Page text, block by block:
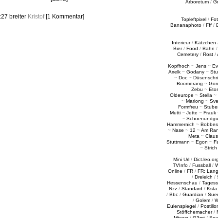
Arboretum /
Topleftpixel /
Bananaphoto / Fff /
Interieur/ Kätzchen
Bier/ Food / Bahn
Cemetery / Rost /
Kopfhoch ~ Jens ~
Axelk ~ Godany ~
~ Doc ~
Boomerang ~
Zebu ~
Oldeurope ~ Stella ~
~ Mariong ~
Formfreu ~
Mutti ~ Jette ~ Frauk
~
Hammernich ~ Bobbes
~ Nase ~ 12 ~Am
Meta ~
Stuttmann ~ Egon ~
~ Strich
Mini Url /
TVInfo / Fussball /
Online / FR / FR:
/ Dreieich /
Hessenschau /
Nzz / Standard / Ksta
/ Bbc / Guardian /
/ Golem /
Eulenspiegel /
Stöffchemacher/
breiter Kristof [1 Kommentar]